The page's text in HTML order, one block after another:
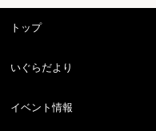
トップ
いぐらだより
イベント情報